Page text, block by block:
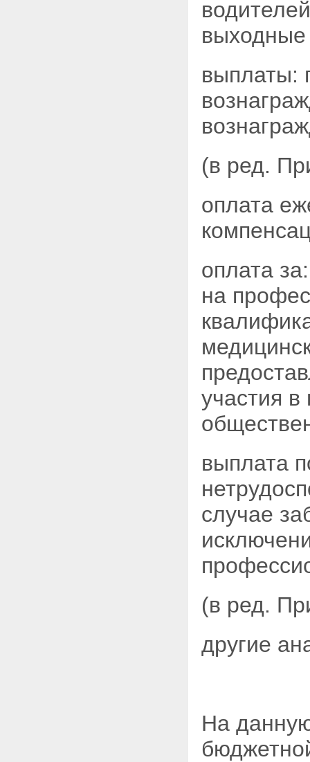
выходные
выплаты:
(в ред.
оплата
оплата
на
участия
выплата
случае
(в ред.
другие
На